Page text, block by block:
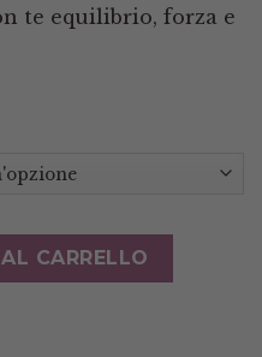
te equilibrio, forza e
DELLA TERRA V 5
CARRELLO